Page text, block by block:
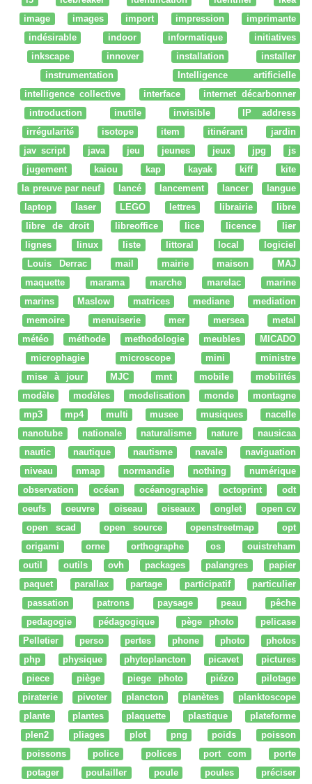
image
images import impression
imprimante
indésirable
indoor informatique
initiatives
inkscape
innover installation
installer
instrumentation
Intelligence artificielle
intelligence collective
interface
internet décarbonner
introduction
inutile invisible
IP address
irrégularité
isotope item itinérant
jardin
jav script
java jeu jeunes jeux jpg
js
jugement
kaiou kap kayak kiff
kite
la preuve par neuf
lancé lancement lancer
langue
laptop
laser LEGO lettres librairie
libre
libre de droit
libreoffice lice licence
lier
lignes
linux liste littoral local
logiciel
Louis Derrac
mail mairie maison
MAJ
maquette
marama marche marelac
marine
marins
Maslow matrices mediane
mediation
memoire
menuiserie mer mersea
metal
météo
méthode methodologie meubles
MICADO
microphagie
microscope mini
ministre
mise à jour
MJC mnt mobile
mobilités
modèle
modèles modelisation monde
montagne
mp3
mp4 multi musee musiques
nacelle
nanotube
nationale naturalisme nature
nausicaa
nautic
nautique nautisme navale
naviguation
niveau
nmap normandie nothing
numérique
observation
océan océanographie octoprint
odt
oeufs
oeuvre oiseau oiseaux onglet
open cv
open scad
open source openstreetmap
opt
origami
orne orthographe os
ouistreham
outil
outils ovh packages palangres
papier
paquet
parallax partage participatif
particulier
passation
patrons paysage peau
pêche
pedagogie
pédagogique pège photo
pelicase
Pelletier
perso pertes phone photo
photos
php
physique phytoplancton picavet
pictures
piece
piège piege photo piézo
pilotage
piraterie
pivoter plancton planètes
planktoscope
plante
plantes plaquette plastique
plateforme
plen2
pliages plot png poids
poisson
poissons
police polices port com
porte
potager
poulailler poule poules
préciser